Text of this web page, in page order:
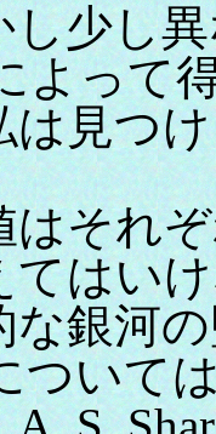
少し異
よっ
は見つ
それぞ
てはい
な銀河
ついて